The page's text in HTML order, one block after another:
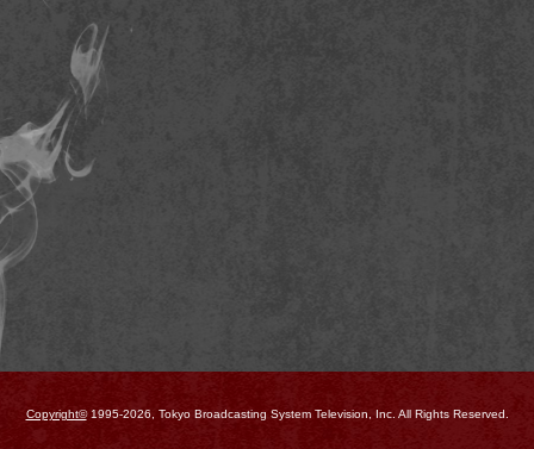
Copyright©1995-2026, Tokyo Broadcasting System Television, Inc. All Rights Reserved.